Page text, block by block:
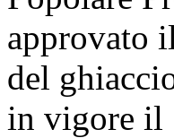
approvato
del
in vigore il